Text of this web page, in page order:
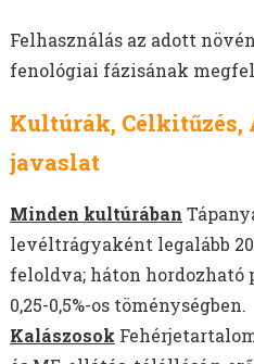
Felhasználás az adott
fenológiai fázisának
Kultúrák, Célkitűzés,
javaslat
Minden kultúrában
levéltrágyaként legalább
feloldva; háton
0,25-0,5%-os töménységben.
Kalászosok